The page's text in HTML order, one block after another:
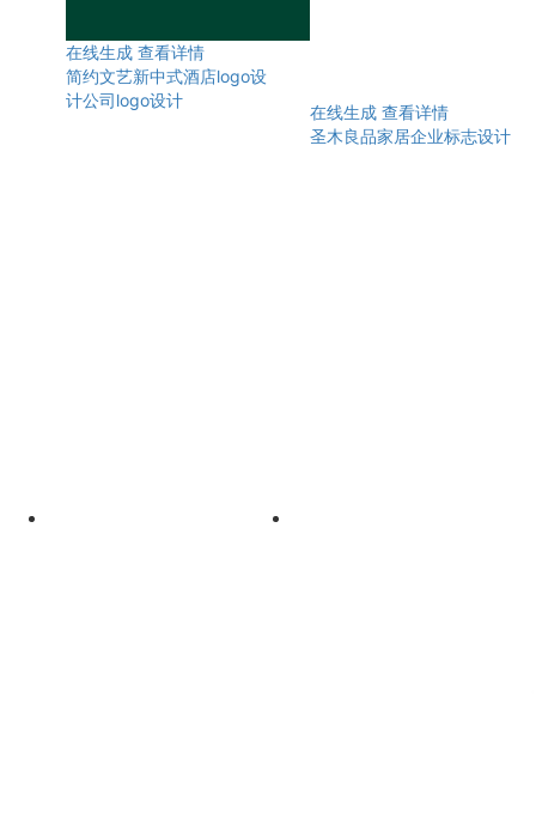
在线生成 查看详情
简约文艺新中式酒店logo设
计公司logo设计
在线生成 查看详情
圣木良品家居企业标志设计